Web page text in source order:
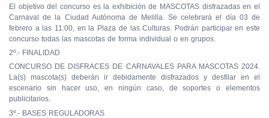
El objetivo del concurso es la exhibición de MASCOTAS disfrazadas en el
Carnaval de la Ciudad Autónoma de Melilla. Se celebrará el día 03 de
febrero a las 11:00, en la Plaza de las Culturas. Podrán participar en este
concurso todas las mascotas de forma individual o en grupos.
2º.- FINALIDAD
CONCURSO DE DISFRACES DE CARNAVALES PARA MASCOTAS 2024.
La(s) mascota(s) deberán ir debidamente disfrazados y desfilar en el
escenario sin hacer uso, en ningún caso, de soportes o elementos
publicitarios.
3º.- BASES REGULADORAS